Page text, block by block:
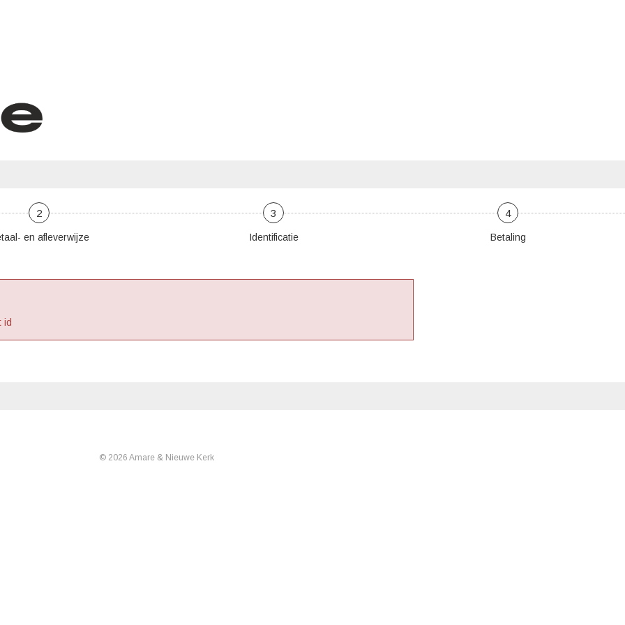
2
en afleverwijze
3
Identificatie
4
Betaling
id
© 2026 Amare & Nieuwe Kerk